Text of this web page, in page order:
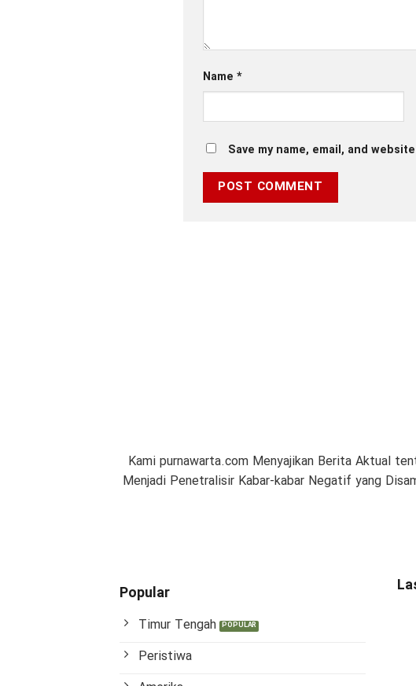
Name *
Save my name, email, and
Kami purnawarta.com Menyajikan Berita Aktual
Menjadi Penetralisir Kabar-kabar Negatif yang
Popular
Timur Tengah
Peristiwa